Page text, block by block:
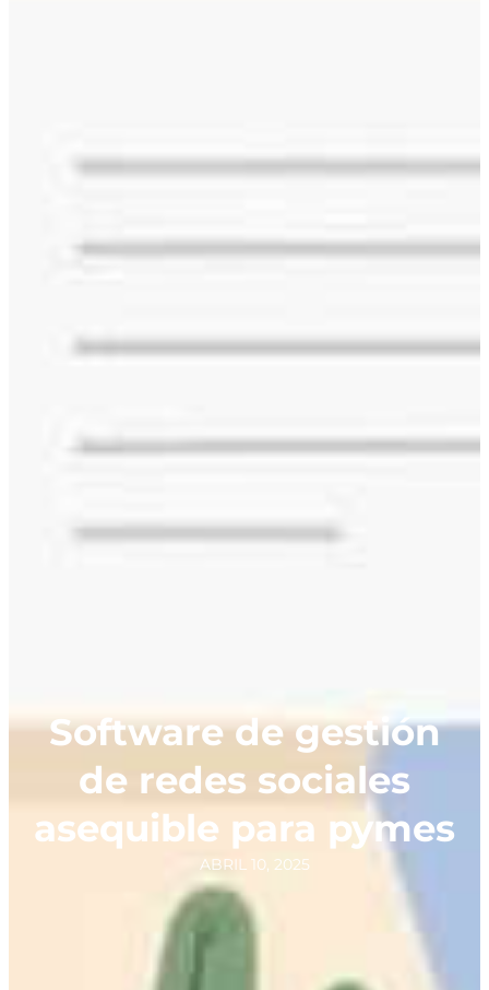
Software de gestión
de redes sociales
asequible para pymes
ABRIL 10, 2025